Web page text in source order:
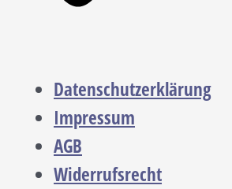
Datenschutzerklärung
Impressum
AGB
Widerrufsrecht